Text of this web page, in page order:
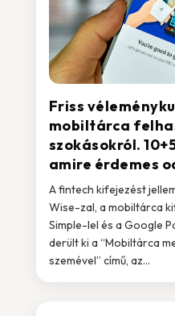
Friss
mobiltárca
szokásokról.
amire érdemes
A fintech kifejezést
Wise-zal, a mobiltárca
Simple-lel és a Google
derült ki a “Mobiltárca
szemével” című, az...